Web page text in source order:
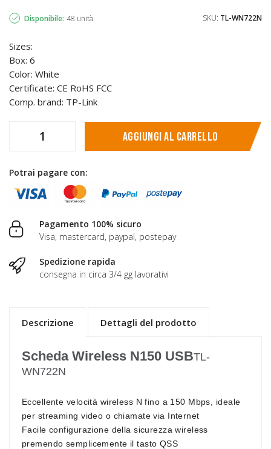
Disponibile: 48 unità SKU: TL-WN722N
Sizes:
Box: 6
Color: White
Certificate: CE RoHS FCC
Comp. brand: TP-Link
Aggiungi al carrello
Potrai pagare con:
Pagamento 100% sicuro
Visa, mastercard, paypal, postepay
Spedizione rapida
consegna in circa 3/4 gg lavorativi
Descrizione Dettagli del prodotto
Scheda Wireless N150 USBTL-
WN722N
Eccellente velocità wireless N fino a 150 Mbps, ideale
per streaming video o chiamate via Internet
Facile configurazione della sicurezza wireless
premendo semplicemente il tasto QSS